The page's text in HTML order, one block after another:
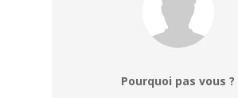
Pourquoi pas vous ?